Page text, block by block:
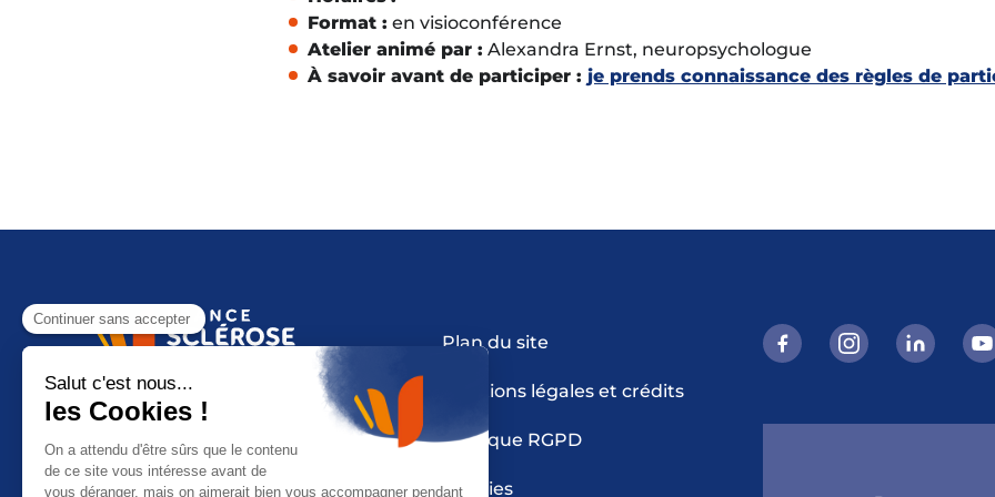
Format : en visioconférence
Atelier animé par : Alexandra Ernst, neuropsychologue
À savoir avant de participer : je prends connaissance des règles de
Plan du site
Mentions légales et crédits
Politique RGPD
Cookies